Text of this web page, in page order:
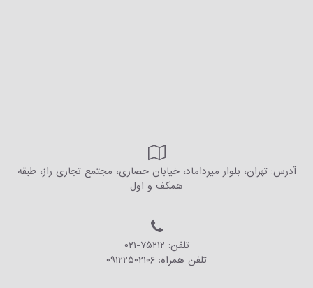
آدرس: تهران، بلوار میرداماد، خیابان حصاری، مجتمع تجاری راز، طبقه
همکف و اول
تلفن: ۰۲۱-۷۵۲۱۲
تلفن همراه: ۰۹۱۲۲۵۰۲۱۰۶